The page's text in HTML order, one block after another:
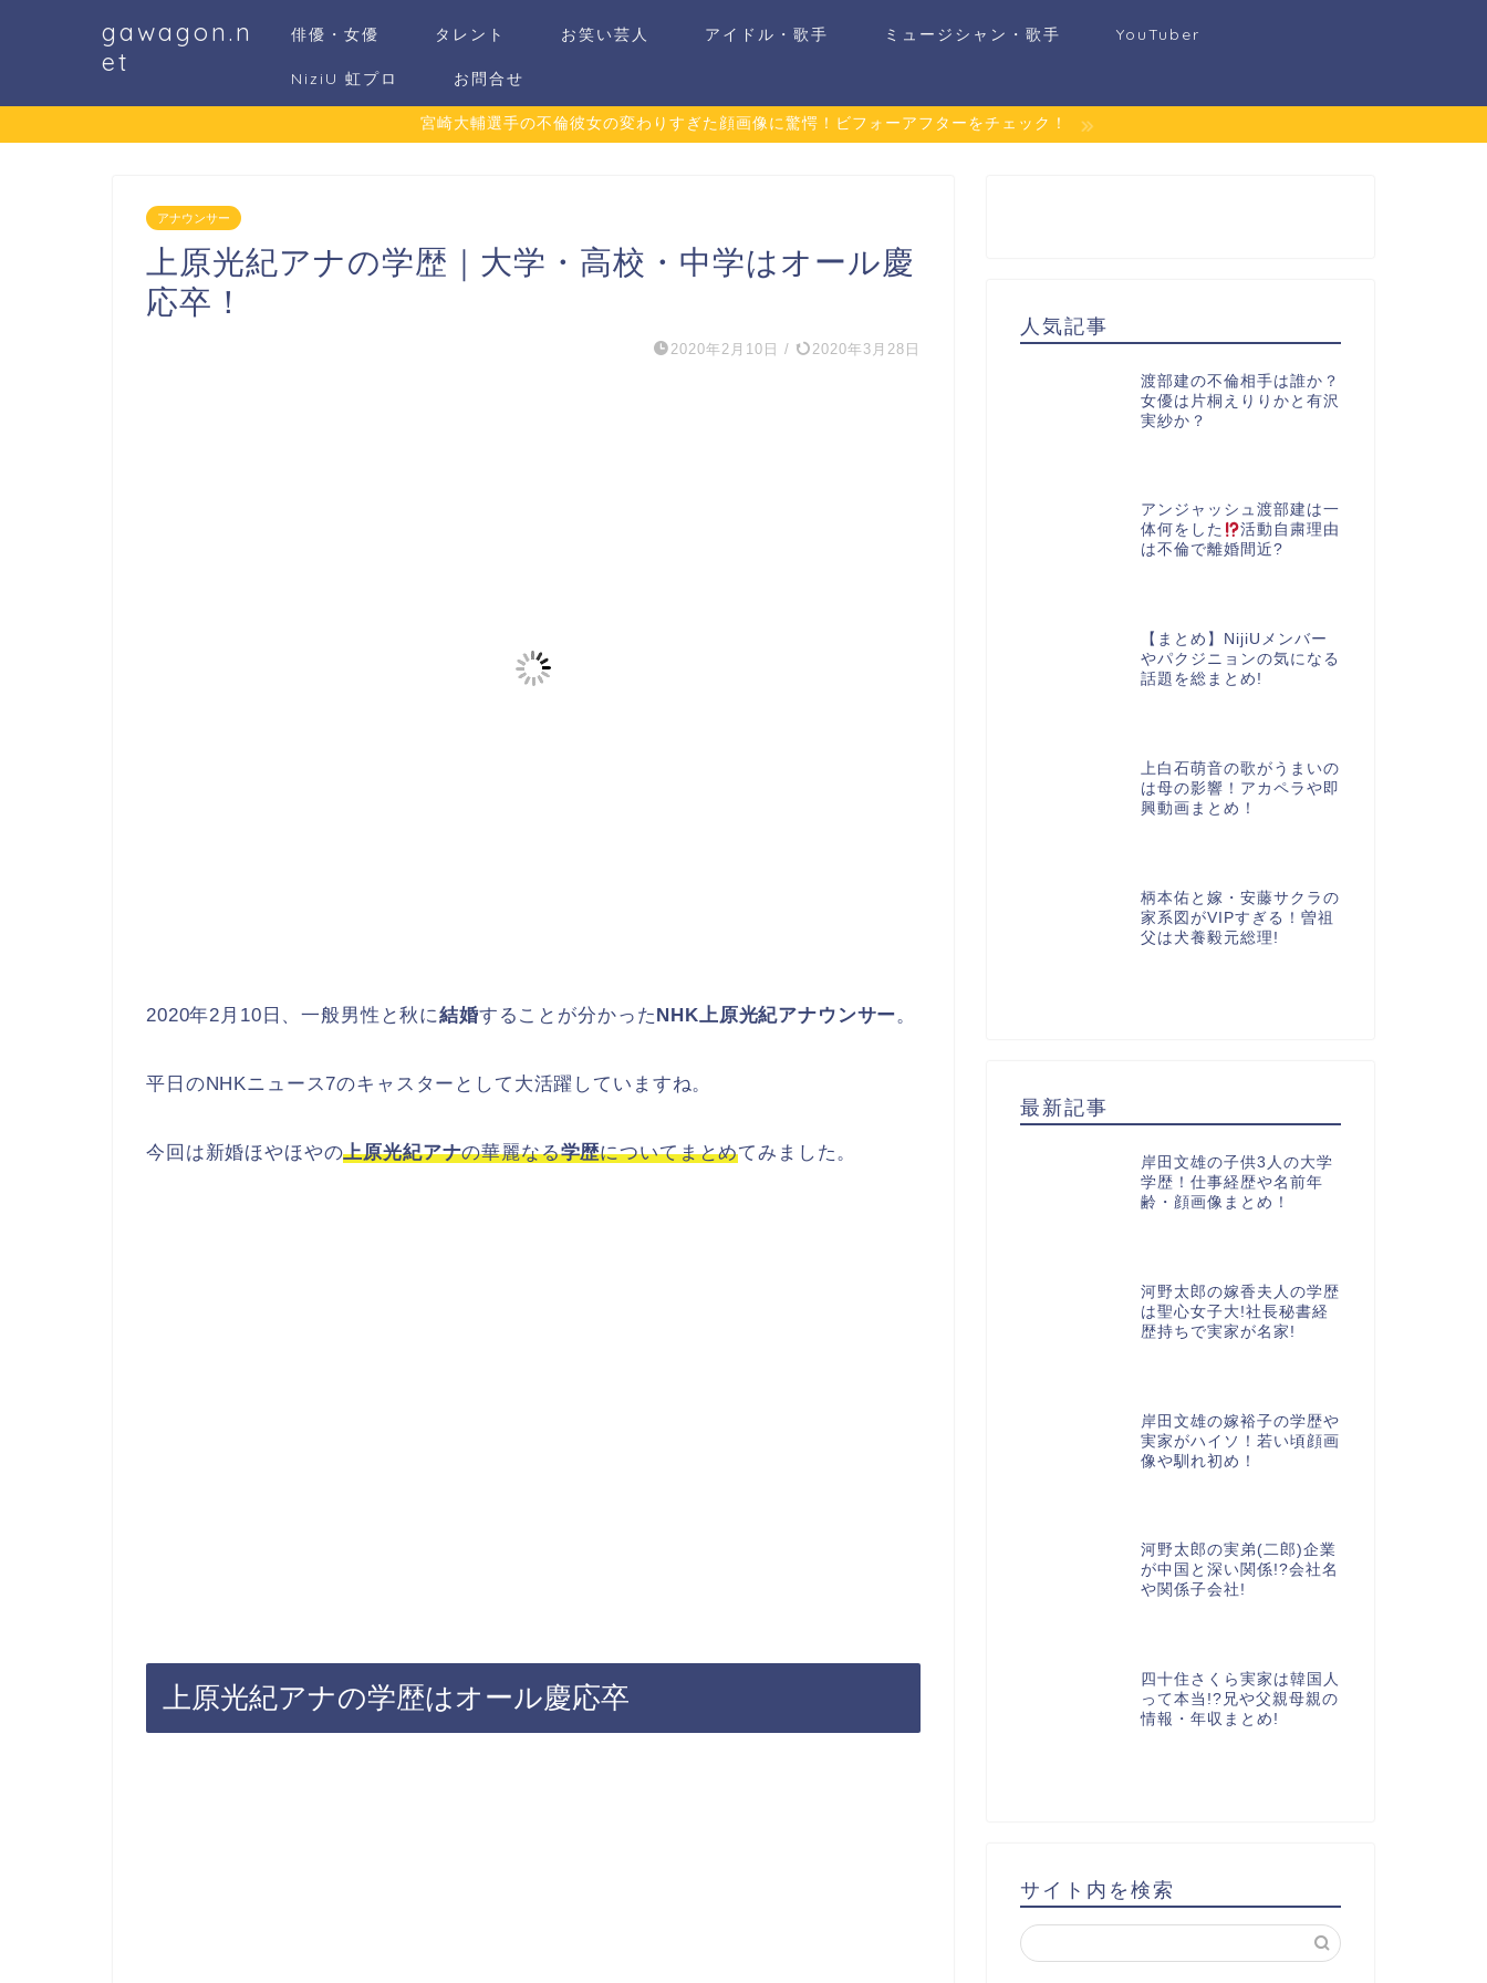
gawagon.n
et
俳優・女優 タレント お笑い芸人 アイドル・歌手 ミュージシャン・歌手 YouTuber
NiziU 虹プロ お問合せ
宮崎大輔選手の不倫彼女の変わりすぎた顔画像に驚愕！ビフォーアフターをチェック！
アナウンサー
上原光紀アナの学歴｜大学・高校・中学はオール慶
応卒！
2020年2月10日 / 2020年3月28日
2020年2月10日、一般男性と秋に結婚することが分かったNHK上原光紀アナウンサー。
平日のNHKニュース7のキャスターとして大活躍していますね。
今回は新婚ほやほやの上原光紀アナの華麗なる学歴についてまとめてみました。
上原光紀アナの学歴はオール慶応卒
人気記事
渡部建の不倫相手は誰か？
女優は片桐えりりかと有沢
実紗か？
アンジャッシュ渡部建は一
体何をした
活動自粛理由
は不倫で離婚間近?
【まとめ】NijiUメンバー
やパクジニョンの気になる
話題を総まとめ!
上白石萌音の歌がうまいの
は母の影響！アカペラや即
興動画まとめ！
柄本佑と嫁・安藤サクラの
家系図がVIPすぎる！曽祖
父は犬養毅元総理!
最新記事
岸田文雄の子供3人の大学
学歴！仕事経歴や名前年
齢・顔画像まとめ！
河野太郎の嫁香夫人の学歴
は聖心女子大!社長秘書経
歴持ちで実家が名家!
岸田文雄の嫁裕子の学歴や
実家がハイソ！若い頃顔画
像や馴れ初め！
河野太郎の実弟(二郎)企業
が中国と深い関係!?会社名
や関係子会社!
四十住さくら実家は韓国人
って本当!?兄や父親母親の
情報・年収まとめ!
サイト内を検索